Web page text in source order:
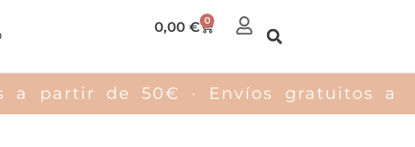
0,00€ 0
Carrito
partir de 50€ · Envíos gratuitos